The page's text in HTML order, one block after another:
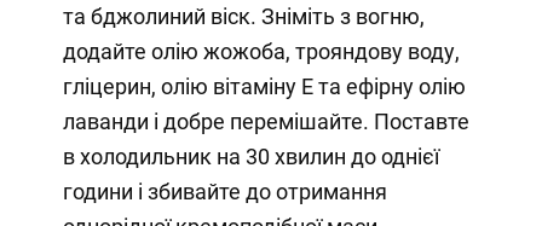
та бджолиний віск. Зніміть з вогню,
додайте олію жожоба, трояндову воду,
гліцерин, олію вітаміну Е та ефірну олію
лаванди і добре перемішайте. Поставте
в холодильник на 30 хвилин до однієї
години і збивайте до отримання